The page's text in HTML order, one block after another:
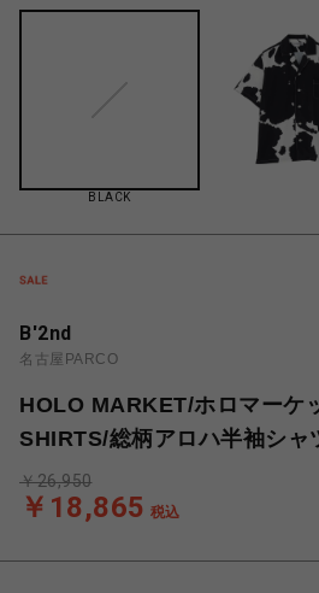
BLACK
B'2nd
名古屋PARCO
HOLO MARKET/ホロマーケ
SHIRTS/総柄アロハ半袖シャ
￥18,865 税込
￥26,950